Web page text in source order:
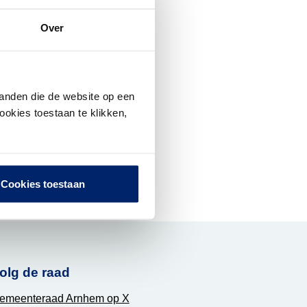
Over
die de website op een
toestaan te klikken,
Cookies toestaan
de raad
Arnhem op X